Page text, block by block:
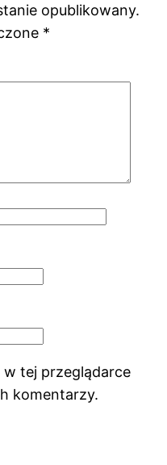
opublikowany.
*
w tej przeglądarce
komentarzy.